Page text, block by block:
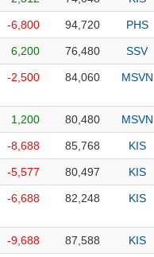
-6,800 94,720 PHS
6,200 76,480 SSV
-2,500 84,060 MSVN
1,200 80,480 MSVN
-8,688 85,768 KIS
-5,577 80,497 KIS
-6,688 82,248 KIS
-9,688 87,588 KIS